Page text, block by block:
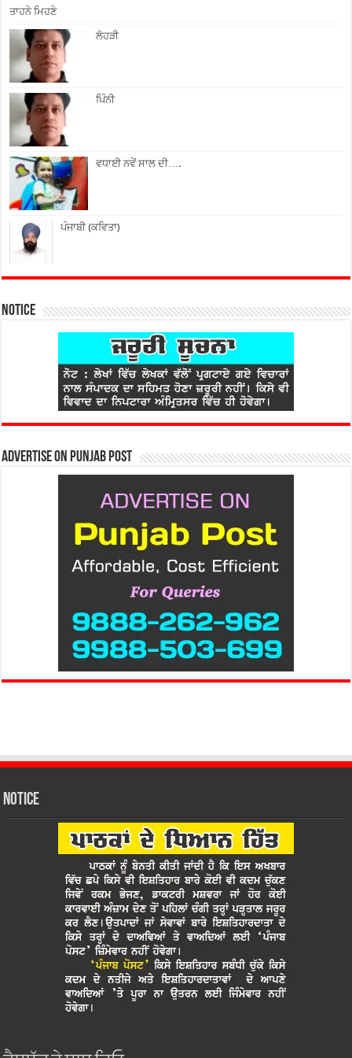
ਤਾਹਨੇ ਮਿਹਣੇ
ਲੋਹੜੀ
ਪਿੰਨੀ
ਵਧਾਈ ਨਵੇਂ ਸਾਲ ਦੀ….
ਪੰਜਾਬੀ (ਕਵਿਤਾ)
Notice
Advertise on Punjab Post
Notice